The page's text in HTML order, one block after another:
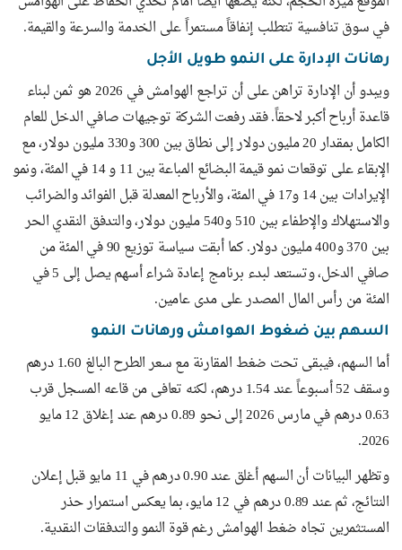
في سوق تنافسية تتطلب إنفاقاً مستمراً على الخدمة والسرعة والقيمة.
رهانات الإدارة على النمو طويل الأجل
ويبدو أن الإدارة تراهن على أن تراجع الهوامش في 2026 هو ثمن لبناء
قاعدة أرباح أكبر لاحقاً. فقد رفعت الشركة توجيهات صافي الدخل للعام
الكامل بمقدار 20 مليون دولار إلى نطاق بين 300 و330 مليون دولار، مع
الإبقاء على توقعات نمو قيمة البضائع المباعة بين 11 و 14 في المئة، ونمو
الإيرادات بين 14 و17 في المئة، والأرباح المعدلة قبل الفوائد والضرائب
والاستهلاك والإطفاء بين 510 و540 مليون دولار، والتدفق النقدي الحر
بين 370 و400 مليون دولار. كما أبقت سياسة توزيع 90 في المئة من
صافي الدخل، وتستعد لبدء برنامج إعادة شراء أسهم يصل إلى 5 في
المئة من رأس المال المصدر على مدى عامين.
السهم بين ضغوط الهوامش ورهانات النمو
أما السهم، فيبقى تحت ضغط المقارنة مع سعر الطرح البالغ 1.60 درهم
وسقف 52 أسبوعاً عند 1.54 درهم، لكنه تعافى من قاعه المسجل قرب
0.63 درهم في مارس 2026 إلى نحو 0.89 درهم عند إغلاق 12 مايو
2026.
وتظهر البيانات أن السهم أغلق عند 0.90 درهم في 11 مايو قبل إعلان
النتائج، ثم عند 0.89 درهم في 12 مايو، بما يعكس استمرار حذر
المستثمرين تجاه ضغط الهوامش رغم قوة النمو والتدفقات النقدية.